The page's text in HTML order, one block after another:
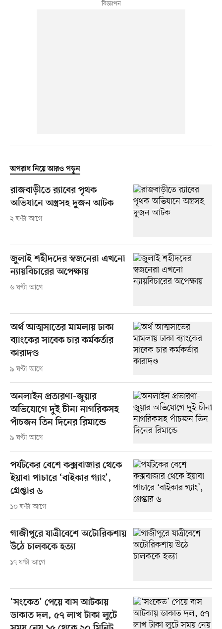
অপরাধ নিয়ে আরও পড়ুন
রাজবাড়ীতে র‍্যাবের পৃথক
অভিযানে অস্ত্রসহ দুজন আটক
২ ঘণ্টা আগে
জুলাই শহীদদের স্বজনেরা এখনো
ন্যায়বিচারের অপেক্ষায়
৬ ঘণ্টা আগে
অর্থ আত্মসাতের মামলায় ঢাকা
ব্যাংকের সাবেক চার কর্মকর্তার
কারাদণ্ড
৯ ঘণ্টা আগে
অনলাইন প্রতারণা-জুয়ার
অভিযোগে দুই চীনা নাগরিকসহ
পাঁচজন তিন দিনের রিমান্ডে
৯ ঘণ্টা আগে
পর্যটকের বেশে কক্সবাজার থেকে
ইয়াবা পাচারে ‘বাইকার গ্যাং’,
গ্রেপ্তার ৬
১০ ঘণ্টা আগে
গাজীপুরে যাত্রীবেশে অটোরিকশায়
উঠে চালককে হত্যা
১৭ ঘণ্টা আগে
‘সংকেত’ পেয়ে বাস আটকায়
ডাকাত দল, ৫৭ লাখ টাকা লুটে